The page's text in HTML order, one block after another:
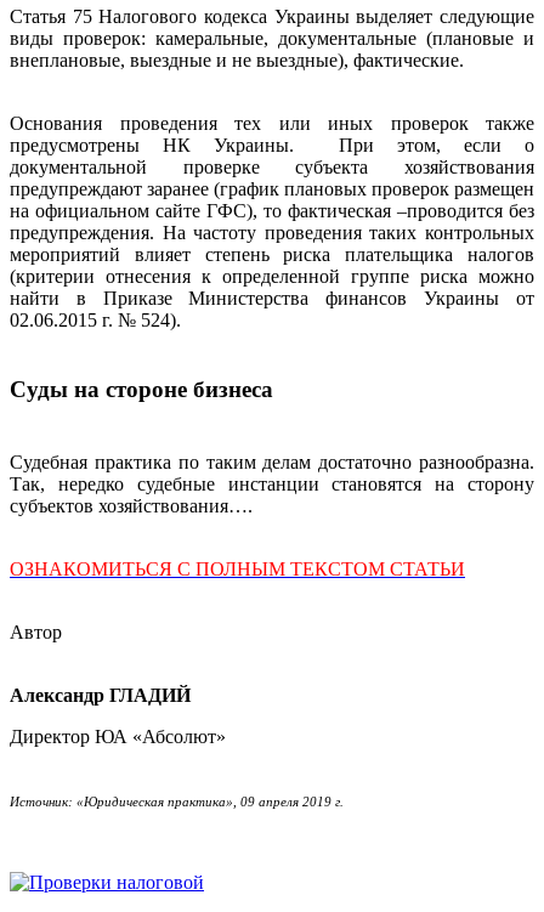
Статья 75 Налогового кодекса Украины выделяет следующие
виды проверок: камеральные, документальные (плановые и
внеплановые, выездные и не выездные), фактические.
Основания проведения тех или иных проверок также
предусмотрены НК Украины. При этом, если о
документальной проверке субъекта хозяйствования
предупреждают заранее (график плановых проверок размещен
на официальном сайте ГФС), то фактическая –проводится без
предупреждения. На частоту проведения таких контрольных
мероприятий влияет степень риска плательщика налогов
(критерии отнесения к определенной группе риска можно
найти в Приказе Министерства финансов Украины от
02.06.2015 г. № 524).
Суды на стороне бизнеса
Судебная практика по таким делам достаточно разнообразна.
Так, нередко судебные инстанции становятся на сторону
субъектов хозяйствования….
ОЗНАКОМИТЬСЯ С ПОЛНЫМ ТЕКСТОМ СТАТЬИ
Автор
Александр ГЛАДИЙ
Директор ЮА «Абсолют»
Источник: «Юридическая практика», 09 апреля 2019 г.